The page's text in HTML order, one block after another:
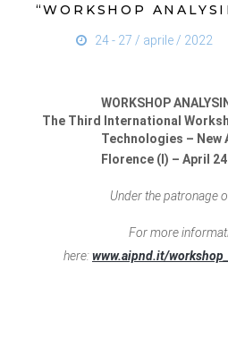
“WORKSHOP
24 - 27 / aprile / 2022
WORKSHOP
The Third International
Technologies – New
Florence (I) – April 24
Under the patronage
For more
here:www.aipnd.it/